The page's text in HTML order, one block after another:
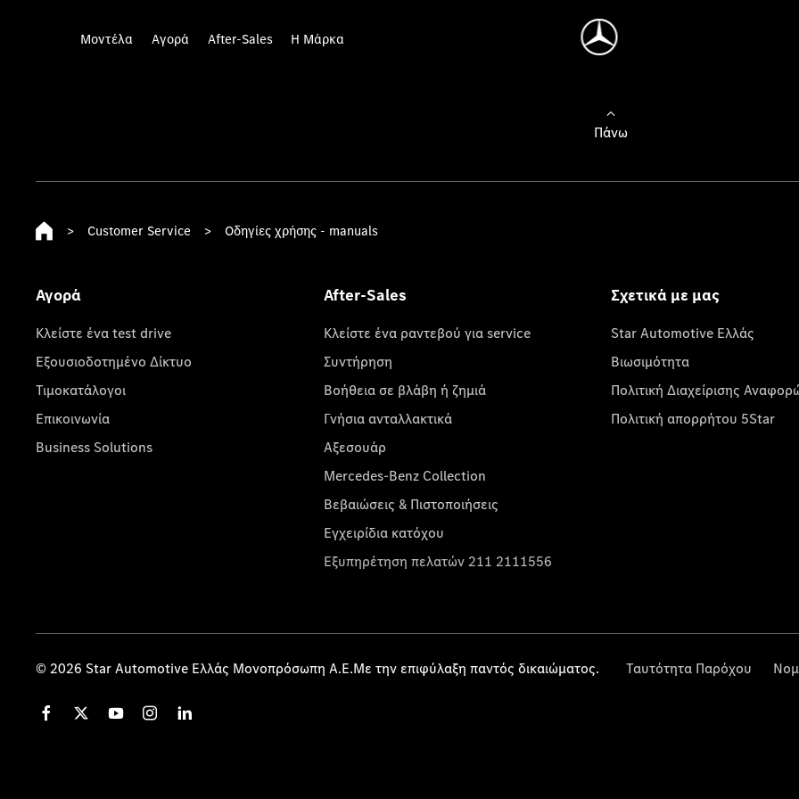
Μοντέλα Αγορά After-Sales Η Μάρκα
Πάνω
> Customer Service > Οδηγίες χρήσης - manuals
Αγορά
Κλείστε ένα test drive
Εξουσιοδοτημένο Δίκτυο
Τιμοκατάλογοι
Επικοινωνία
Business Solutions
After-Sales
Κλείστε ένα ραντεβού για service
Συντήρηση
Βοήθεια σε βλάβη ή ζημιά
Γνήσια ανταλλακτικά
Αξεσουάρ
Mercedes-Benz Collection
Βεβαιώσεις & Πιστοποιήσεις
Εγχειρίδια κατόχου
Εξυπηρέτηση πελατών 211 2111556
Σχετικά με μας
Star Automotive Ελλάς
Βιωσιμότητα
Πολιτική Διαχείρισης
Πολιτική απορρήτου 5Star
© 2026 Star Automotive Ελλάς Μονοπρόσωπη Α.Ε.Με την επιφύλαξη παντός δικαιώματος. Ταυτότητα Παρόχου